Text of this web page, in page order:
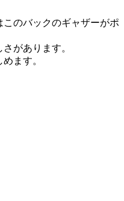
このバックのギャザーがポ
があります。
ます。